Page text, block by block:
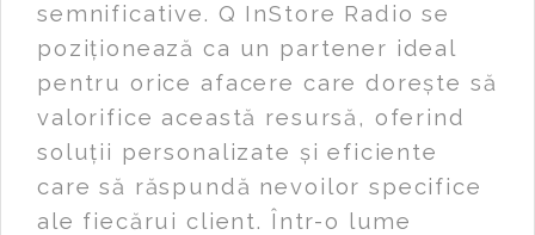
semnificative. Q InStore Radio se
poziționează ca un partener ideal
pentru orice afacere care dorește să
valorifice această resursă, oferind
soluții personalizate și eficiente
care să răspundă nevoilor specifice
ale fiecărui client. Într-o lume